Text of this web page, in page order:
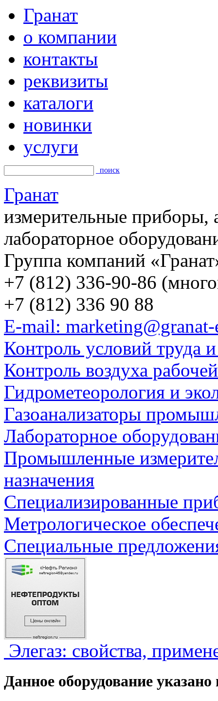
Гранат
о компании
контакты
реквизиты
каталоги
новинки
услуги
поиск
Гранат
измерительные приборы,
лабораторное
Группа компаний
+7 (812) 336-90-86
+7 (812) 336 90 88
E-mail:
Контроль условий труда
Контроль воздуха
Гидрометеорология и
Газоанализаторы
Лабораторное
Промышленные
назначения
Специализированные
Метрологическое
Специальные
Элегаз: свойства,
Данное оборудование